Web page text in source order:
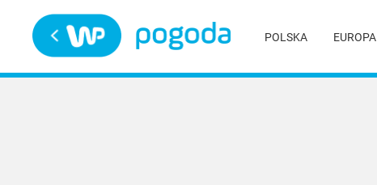
POLSKA EUROPA